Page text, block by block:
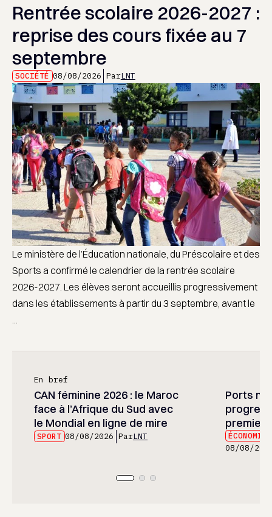
Rentrée scolaire 2026-2027 :
reprise des cours fixée au 7
septembre
SOCIÉTÉ 08/08/2026 ParLNT
Le ministère de l’Éducation nationale, du Préscolaire et des
Sports a confirmé le calendrier de la rentrée scolaire
2026-2027. Les élèves seront accueillis progressivement
dans les établissements à partir du 3 septembre, avant le
...
En bref
CAN féminine 2026 : le Maroc
face à l’Afrique du Sud avec
le Mondial en ligne de mire
SPORT 08/08/2026 ParLNT
Ports
premier
08/08/